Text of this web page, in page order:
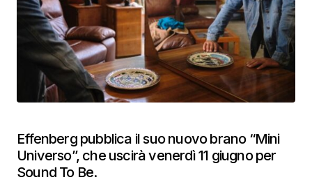
Effenberg pubblica il suo nuovo brano “Mini
Universo”, che uscirà venerdì 11 giugno per
Sound To Be.